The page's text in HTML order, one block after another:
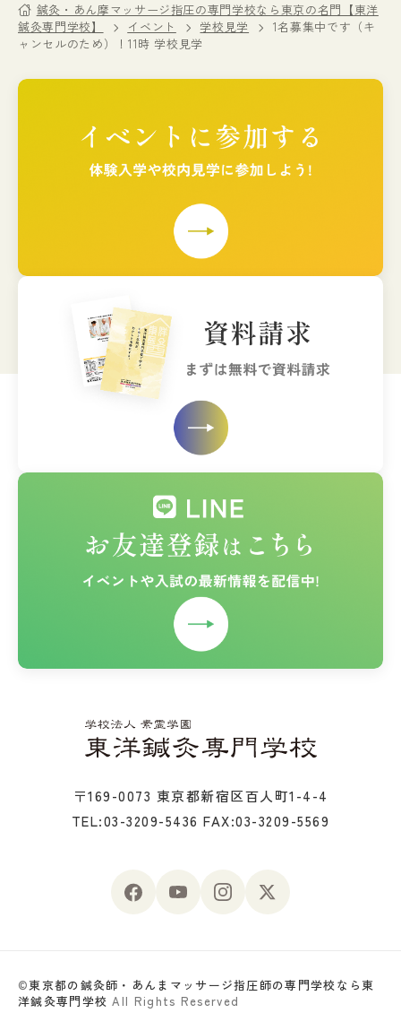
鍼灸・あん摩マッサージ指圧の専門学校なら東京の名門【東洋
鍼灸専門学校】
イベント 学校見学
1名募集中です（キ
ャンセルのため）！11時 学校見学
〒169-0073 東京都新宿区百人町1-4-4
TEL:03-3209-5436 FAX:03-3209-5569
©東京都の鍼灸師・あんまマッサージ指圧師の専門学校なら東
洋鍼灸専門学校 All Rights Reserved